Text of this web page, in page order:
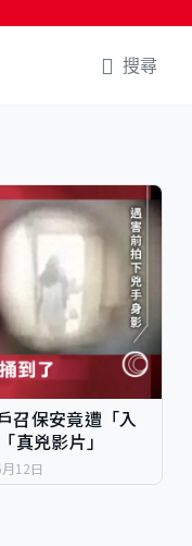
搜尋
召保安竟遭「入
兇影片」
12日